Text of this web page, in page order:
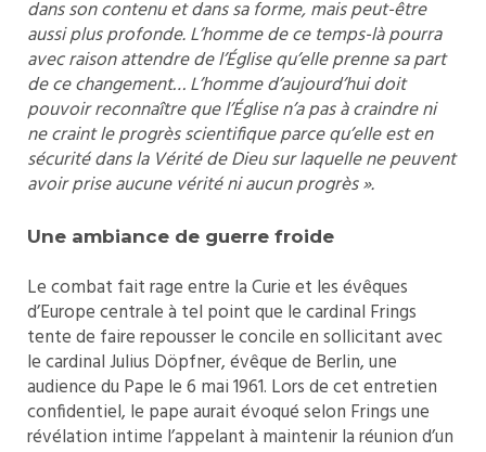
dans son contenu et dans sa forme, mais peut-être
aussi plus profonde. L’homme de ce temps-là pourra
avec raison attendre de l’Église qu’elle prenne sa part
de ce changement… L’homme d’aujourd’hui doit
pouvoir reconnaître que l’Église n’a pas à craindre ni
ne craint le progrès scientifique parce qu’elle est en
sécurité dans la Vérité de Dieu sur laquelle ne peuvent
avoir prise aucune vérité ni aucun progrès ».
Une ambiance de guerre froide
Le combat fait rage entre la Curie et les évêques
d’Europe centrale à tel point que le cardinal Frings
tente de faire repousser le concile en sollicitant avec
le cardinal Julius Döpfner, évêque de Berlin, une
audience du Pape le 6 mai 1961. Lors de cet entretien
confidentiel, le pape aurait évoqué selon Frings une
révélation intime l’appelant à maintenir la réunion d’un